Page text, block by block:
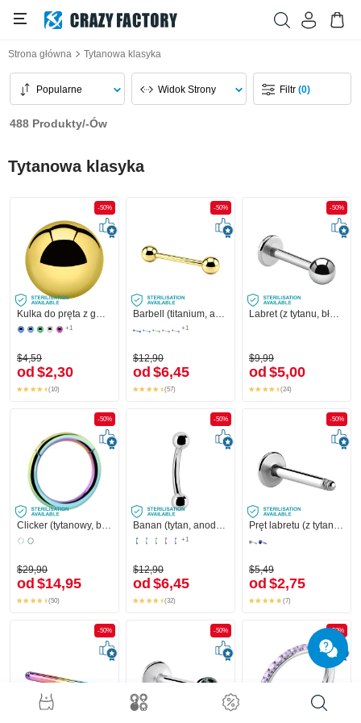
Strona główna Tytanowa klasyka
Popularne Widok Strony Filtr(0)
488 Produkty/-Ów
Tytanowa klasyka
-50%
Kulka do pręta z gwintem (tytan, błyszczące wykończenie)
+1
$4,59
od $2,30
(10)
-50%
Barbell (titanium, anodized) z kulkami
+1
$12,90
od $6,45
(57)
-50%
Labret (z tytanu, błyszczące wykończenie) z kulką
$9,99
od $5,00
(24)
-50%
$29,90
od $14,95
(50)
-50%
+1
$12,90
od $6,45
(32)
-50%
$5,49
od $2,75
(7)
-50% -50% -50%